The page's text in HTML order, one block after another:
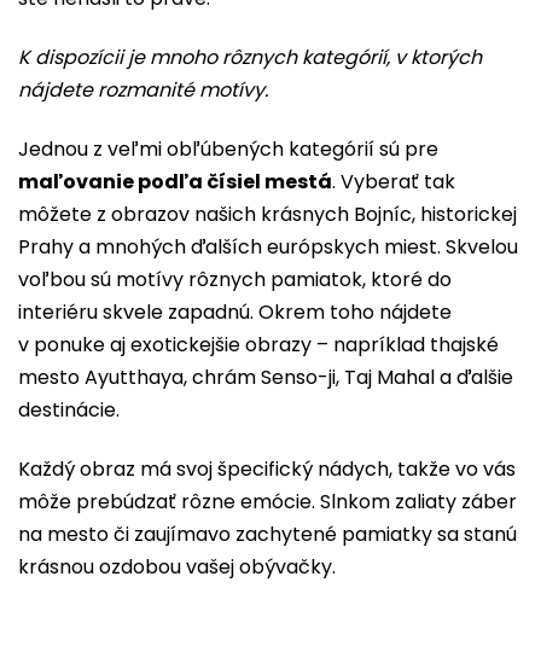
K dispozícii je mnoho rôznych kategórií, v ktorých
nájdete rozmanité motívy.
Jednou z veľmi obľúbených kategórií sú pre
maľovanie podľa čísiel mestá. Vyberať tak
môžete z obrazov našich krásnych Bojníc, historickej
Prahy a mnohých ďalších európskych miest. Skvelou
voľbou sú motívy rôznych pamiatok, ktoré do
interiéru skvele zapadnú. Okrem toho nájdete
v ponuke aj exotickejšie obrazy – napríklad thajské
mesto Ayutthaya, chrám Senso-ji, Taj Mahal a ďalšie
destinácie.
Každý obraz má svoj špecifický nádych, takže vo vás
môže prebúdzať rôzne emócie. Slnkom zaliaty záber
na mesto či zaujímavo zachytené pamiatky sa stanú
krásnou ozdobou vašej obývačky.